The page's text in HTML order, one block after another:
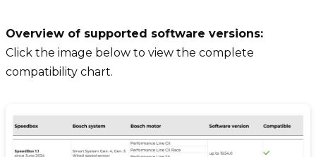
Overview of supported software versions:
Click the image below to view the complete
compatibility chart.